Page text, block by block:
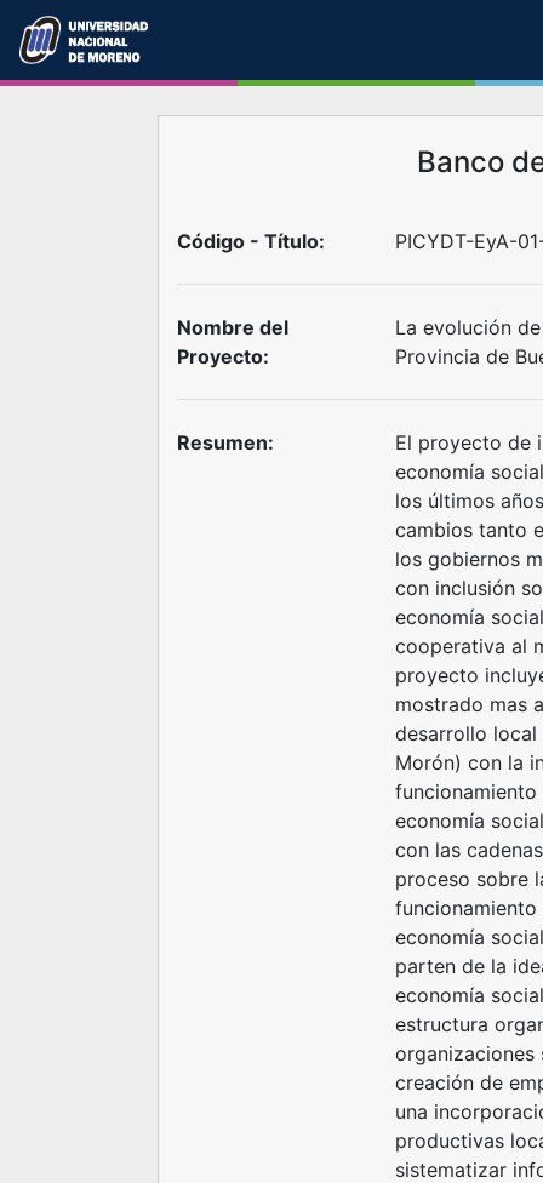
Banco
Código - Título: PICYDT-EyA-
Nombre del
Proyecto:
La evolución
Provincia de
Resumen:
El proyecto de
economía
los últimos
cambios tanto
los gobiernos
con inclusión
economía
cooperativa al
proyecto
mostrado mas
desarrollo local
Morón) con la
economía
con las
proceso sobre
funcionamiento
economía
parten de la
economía
estructura
organizaciones
creación de
una
productivas
sistematizar